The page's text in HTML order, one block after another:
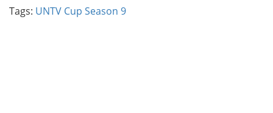
Tags: UNTV Cup Season 9